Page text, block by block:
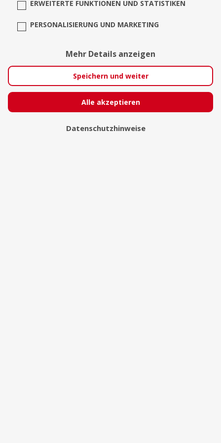
Clown Klikusch - Clownerie,
ERWEITERTE FUNKTIONEN UND STATISTIKEN
PERSONALISIERUNG UND MARKETING
Mehr Details anzeigen
Speichern und weiter
Alle akzeptieren
Datenschutzhinweise